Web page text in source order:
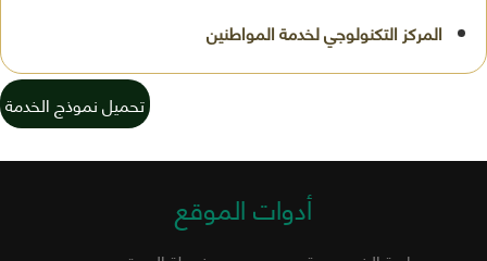
تحميل نموذج الخدمة
أدوات الموقع